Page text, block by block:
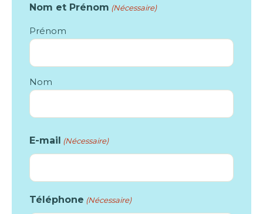
Nom et Prénom (Nécessaire)
Prénom
Nom
E-mail (Nécessaire)
Téléphone (Nécessaire)